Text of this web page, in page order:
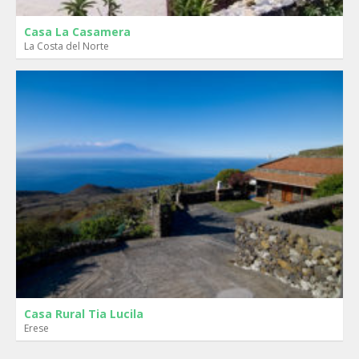
Casa La Casamera
La Costa del Norte
Casa Rural Tia Lucila
Erese